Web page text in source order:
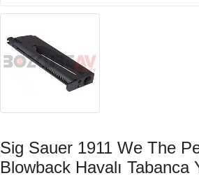
Sig Sauer 1911 We The
Blowback Havalı Tabanca